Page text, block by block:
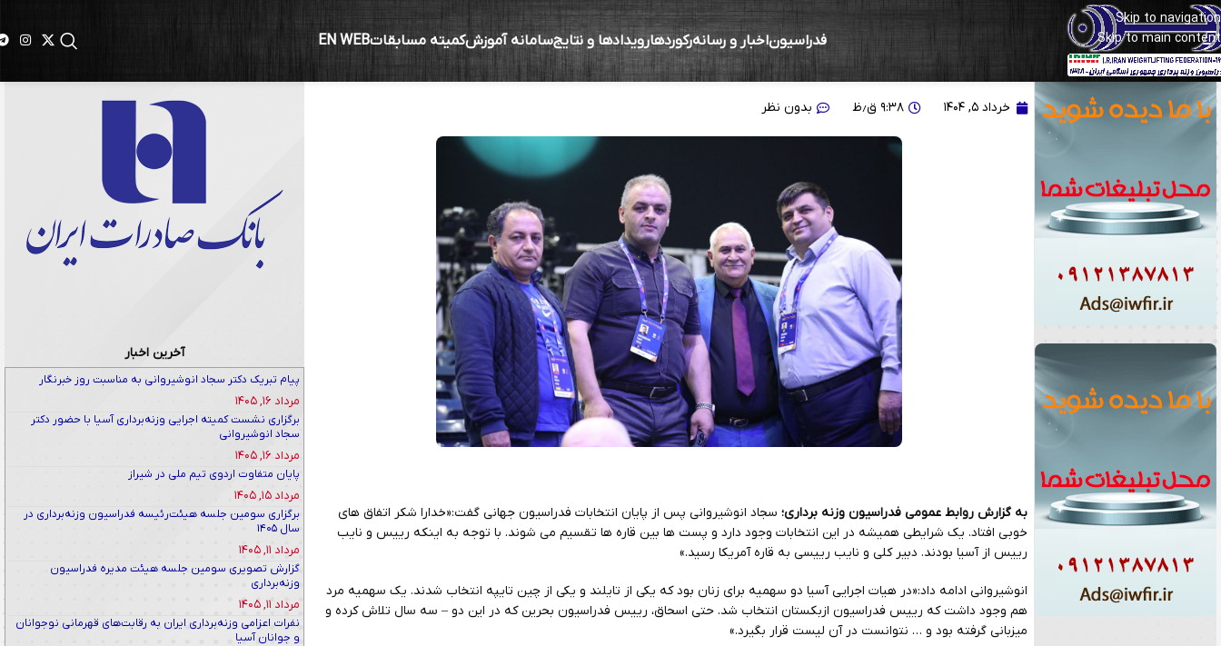
Skip to navigation
Skip to main content
فدراسیوناخبار و رسانهرکوردهارویدادها و نتایجسامانه آموزشکمیته مسابقاتEN WEB
توضیحات دکتر انوشیروانی درباره انتخابات فدراسیون جهانی وزنه برداری
خرداد ۵, ۱۴۰۴ ۹:۳۸ ق٫ظ بدون نظر
به گزارش روابط عمومی فدراسیون وزنه برداری؛سجاد انوشیروانی پس از پایان انتخابات فدراسیون جهانی گفت:«خدارا شکر اتفاق های
خوبی افتاد. یک شرایطی همیشه در این انتخابات وجود دارد و پست ها بین قاره ها تقسیم می شوند. با توجه به اینکه رییس و نایب
رییس از آسیا بودند. دبیر کلی و نایب رییسی به قاره آمریکا رسید.»
انوشیروانی ادامه داد:«در هیات اجرایی آسیا دو سهمیه برای زنان بود که یکی از تایلند و یکی از چین تایپه انتخاب شدند. یک سهمیه مرد
هم وجود داشت که رییس فدراسیون ازبکستان انتخاب شد. حتی اسحاق، رییس فدراسیون بحرین که در این دو – سه سال تلاش کرده و
میزبانی گرفته بود و … نتوانست در آن لیست قرار بگیرد.»
آخرین اخبار
پیام تبریک دکتر سجاد انوشیروانی به مناسبت روز خبرنگار
مرداد ۱۶, ۱۴۰۵
برگزاری نشست کمیته اجرایی وزنه‌برداری آسیا با حضور دکتر
سجاد انوشیروانی
مرداد ۱۶, ۱۴۰۵
پایان متفاوت اردوی تیم ملی در شیراز
مرداد ۱۵, ۱۴۰۵
برگزاری سومین جلسه هیئت‌رئیسه فدراسیون وزنه‌برداری در
سال ۱۴۰۵
مرداد ۱۱, ۱۴۰۵
گزارش تصویری سومین جلسه هیئت مدیره فدراسیون
وزنه‌برداری
مرداد ۱۱, ۱۴۰۵
نفرات اعزامی وزنه‌برداری ایران به رقابت‌های قهرمانی نوجوانان
و جوانان آسیا